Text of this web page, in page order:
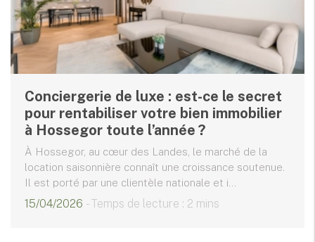
Conciergerie de luxe : est-ce le secret
pour rentabiliser votre bien immobilier
à Hossegor toute l’année ?
À Hossegor, au cœur des Landes, le marché de la
location saisonnière connaît une croissance soutenue.
Il est porté par une clientèle nationale et i...
15/04/2026 - Temps de lecture : 2 mins